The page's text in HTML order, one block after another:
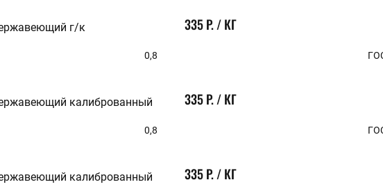
г/к
0,8
335 Р. / КГ
калиброванный
0,8
335 Р. / КГ
калиброванный 335 Р. / КГ